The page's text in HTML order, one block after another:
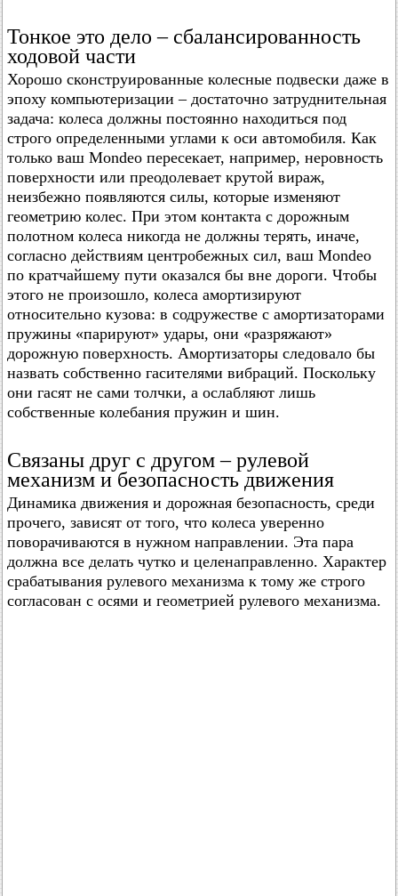
Тонкое это дело – сбалансированность
ходовой части
Хорошо сконструированные колесные подвески даже в
эпоху компьютеризации – достаточно затруднительная
задача: колеса должны постоянно находиться под
строго определенными углами к оси автомобиля. Как
только ваш Mondeo пересекает, например, неровность
поверхности или преодолевает крутой вираж,
неизбежно появляются силы, которые изменяют
геометрию колес. При этом контакта с дорожным
полотном колеса никогда не должны терять, иначе,
согласно действиям центробежных сил, ваш Mondeo
по кратчайшему пути оказался бы вне дороги. Чтобы
этого не произошло, колеса амортизируют
относительно кузова: в содружестве с амортизаторами
пружины «парируют» удары, они «разряжают»
дорожную поверхность. Амортизаторы следовало бы
назвать собственно гасителями вибраций. Поскольку
они гасят не сами толчки, а ослабляют лишь
собственные колебания пружин и шин.
Связаны друг с другом – рулевой
механизм и безопасность движения
Динамика движения и дорожная безопасность, среди
прочего, зависят от того, что колеса уверенно
поворачиваются в нужном направлении. Эта пара
должна все делать чутко и целенаправленно. Характер
срабатывания рулевого механизма к тому же строго
согласован с осями и геометрией рулевого механизма.